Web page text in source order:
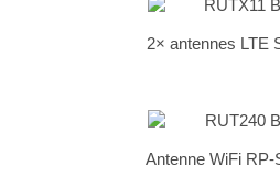
2× antennes LTE
Antenne WiFi RP-